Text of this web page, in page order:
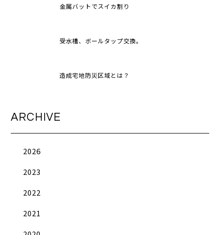
金属バットでスイカ割り
受水槽、ボールタップ交換。
造成宅地防災区域とは？
ARCHIVE
2026
2023
2022
2021